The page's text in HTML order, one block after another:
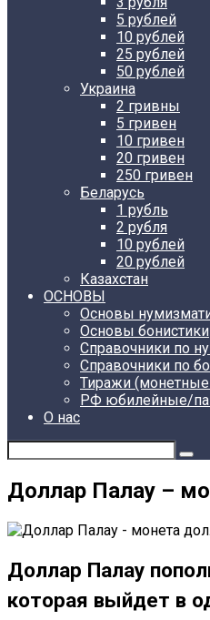
5 рублей
10 рублей
25 рублей
50 рублей
Украина
2 гривны
5 гривен
10 гривен
20 гривен
250 гривен
Беларусь
1 рубль
2 рубля
10 рублей
20 рублей
Казахстан
ОСНОВЫ
Основы
Основы бонистики
Справочники по
Справочники по
Тиражи
РФ юбилейные/
О нас
Доллар Палау –
Доллар Палау
которая выйдет в